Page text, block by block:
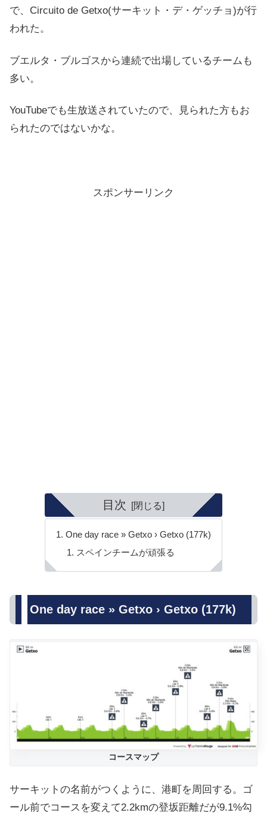
で、Circuito de Getxo(サーキット・デ・ゲッチョ)が行
われた。
ブエルタ・ブルゴスから連続で出場しているチームも
多い。
YouTubeでも生放送されていたので、見られた方もお
られたのではないかな。
スポンサーリンク
目次
One day race » Getxo › Getxo (177k)
スペインチームが頑張る
One day race » Getxo › Getxo (177k)
コースマップ
サーキットの名前がつくように、港町を周回する。ゴ
ール前でコースを変えて2.2kmの登坂距離だが9.1%勾